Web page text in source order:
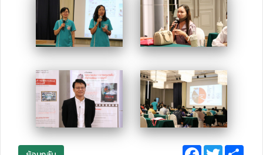
Facebook
Twitter